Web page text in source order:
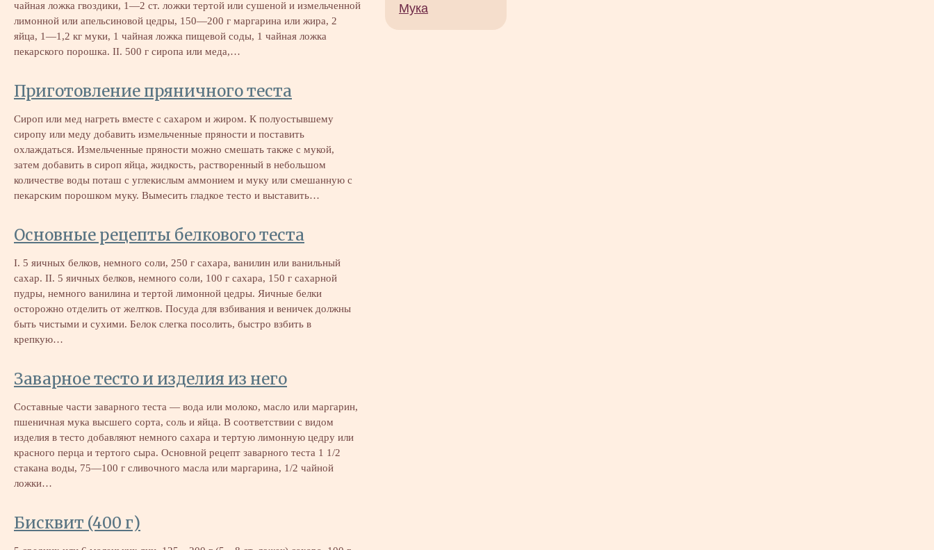
чайная ложка гвоздики, 1—2 ст. ложки тертой или сушеной и измельченной
лимонной или апельсиновой цедры, 150—200 г маргарина или жира, 2
яйца, 1—1,2 кг муки, 1 чайная ложка пищевой соды, 1 чайная ложка
пекарского порошка. II. 500 г сиропа или меда,…
Приготовление пряничного теста
Сироп или мед нагреть вместе с сахаром и жиром. К полуостывшему
сиропу или меду добавить измельченные пряности и поставить
охлаждаться. Измельченные пряности можно смешать также с мукой,
затем добавить в сироп яйца, жидкость, растворенный в небольшом
количестве воды поташ с углекислым аммонием и муку или смешанную с
пекарским порошком муку. Вымесить гладкое тесто и выставить…
Основные рецепты белкового теста
I. 5 яичных белков, немного соли, 250 г сахара, ванилин или ванильный
сахар. II. 5 яичных белков, немного соли, 100 г сахара, 150 г сахарной
пудры, немного ванилина и тертой лимонной цедры. Яичные белки
осторожно отделить от желтков. Посуда для взбивания и веничек должны
быть чистыми и сухими. Белок слегка посолить, быстро взбить в
крепкую…
Заварное тесто и изделия из него
Составные части заварного теста — вода или молоко, масло или маргарин,
пшеничная мука высшего сорта, соль и яйца. В соответствии с видом
изделия в тесто добавляют немного сахара и тертую лимонную цедру или
красного перца и тертого сыра. Основной рецепт заварного теста 1 1/2
стакана воды, 75—100 г сливочного масла или маргарина, 1/2 чайной
ложки…
Бисквит (400 г)
Мука